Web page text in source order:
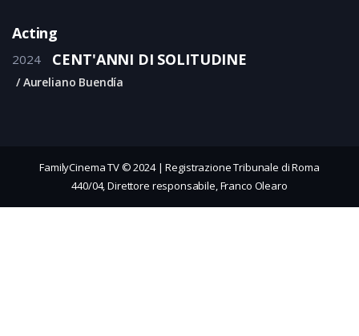
Acting
2024 CENT'ANNI DI SOLITUDINE
Aureliano Buendía
FamilyCinema TV © 2024 | Registrazione Tribunale di Roma
440/04, Direttore responsabile, Franco Olearo